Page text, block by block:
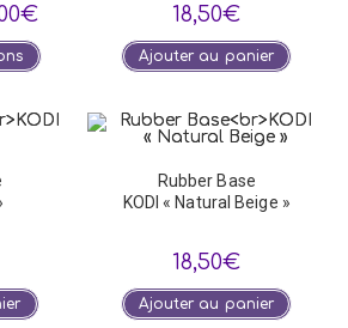
€Plage
prix :
19,50€
produit
variations.
Les
18,50€
Ajouter au panier
Rubber Base
KODI « Natural Beige »
18,50€
Ajouter au panier